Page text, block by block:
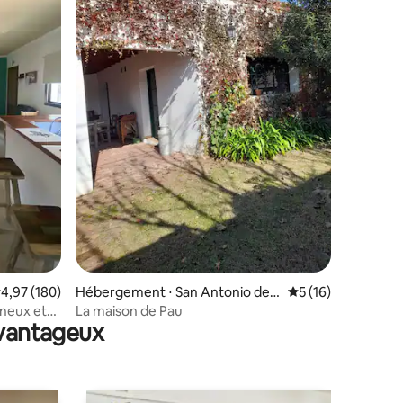
: 4,94 sur 5
moyenne sur la base de 180 commentaires : 4,97 sur 5
4,97 (180)
et
Hébergement ⋅ San Antonio de
Areco
Évaluation
5 (16)
La maison de Pau